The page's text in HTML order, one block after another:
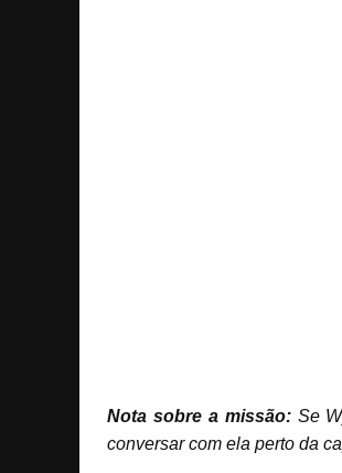
Nota sobre a missão: Se
conversar com ela perto da